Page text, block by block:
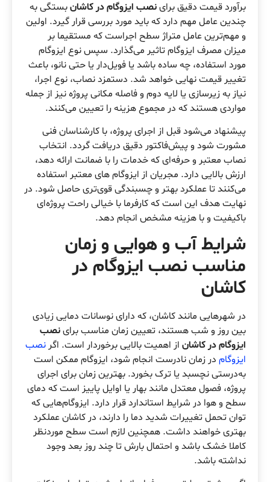
برآورد قیمت دقیق براینصب ایزوگام در کاشانبستگی به
چندین عامل مهم دارد که باید مورد بررسی قرار گیرد. اولین
و مهم‌ترین عامل متراژ سطح اجراست که مستقیما بر
میزان مصرف ایزوگام تاثیر می‌گذارد. سپس نوع ایزوگام
مورد استفاده، چه ساده باشد یا فویل‌دار یا حتی نانو، باعث
تغییر قیمت نهایی خواهد شد. دستمزد نصاب، نوع اجرا،
نیاز به زیرسازی یا لایه دوم و فاصله مکانی پروژه نیز از جمله
مواردی هستند که در مجموع هزینه را تعیین می‌کنند.
پیشنهاد می‌شود قبل از اجرای پروژه، با کارشناسان فنی
مشورت شود و پیش‌فاکتور دقیق دریافت گردد. انتخاب
نصاب معتبر و حرفه‌ای که خدمات را با ضمانت ارائه دهد،
ارزش بالایی دارد. مجریان از ایزوگام های معتبر استفاده
می‌کنند تا عملکرد بهتر و چسبندگی قوی‌تری حاصل شود. در
نهایت هدف این است که کارفرما با خیالی راحت پروژه‌ای
باکیفیت و با هزینه مشخص انجام دهد.
شرایط آب و هوایی و زمان
مناسب نصب ایزوگام در
کاشان
در شهرهایی مانند کاشان، که دارای نوسانات دمایی زیادی
بین روز و شب هستند، تعیین زمان مناسب براینصب
ایزوگام در کاشان از اهمیت بالایی برخوردار است. اگر نصب
ایزوگام در زمان نادرست انجام شود، ایزوگام ممکن است
به‌درستی نچسبد یا ترک بخورد. بهترین زمان برای اجرای
پروژه، فصول معتدل مانند بهار یا اوایل پاییز است که دمای
سطح و هوا در شرایط استاندارد قرار دارد. ایزوگام‌هایی که
توان تحمل تغییرات شدید دما را دارند، در کاشان عملکرد
بهتری خواهند داشت. همچنین لازم است سطح موردنظر
کاملا خشک باشد و احتمال بارش تا چند روز بعد وجود
نداشته باشد.